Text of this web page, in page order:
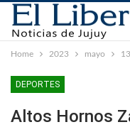
Home 2023 mayo 13
DEPORTES
Altos Hornos